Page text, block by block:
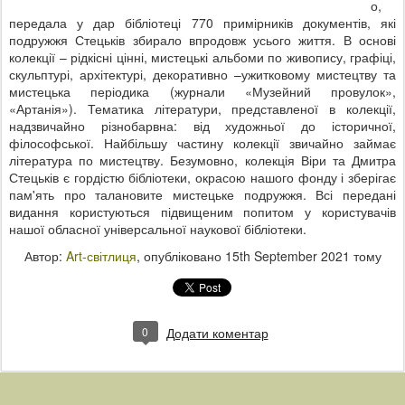
о,
передала у дар бібліотеці 770 примірників документів, які
подружжя Стецьків збирало впродовж усього життя. В основі
колекції – рідкісні цінні, мистецькі альбоми по живопису, графіці,
скульптурі, архітектурі, декоративно –ужитковому мистецтву та
мистецька періодика (журнали «Музейний провулок»,
«Артанія»). Тематика літератури, представленої в колекції,
надзвичайно різнобарвна: від художньої до історичної,
філософської. Найбільшу частину колекції звичайно займає
література по мистецтву. Безумовно, колекція Віри та Дмитра
Стецьків є гордістю бібліотеки, окрасою нашого фонду і зберігає
пам'ять про талановите мистецьке подружжя. Всі передані
видання користуються підвищеним попитом у користувачів
нашої обласної універсальної наукової бібліотеки.
Автор: Art-світлиця, опубліковано 15th September 2021 тому
0 Додати коментар